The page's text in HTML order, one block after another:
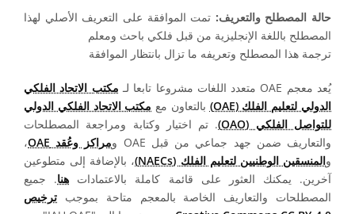
حالة المصطلح والتعريف: تمت الموافقة على التعريف الأصلي لهذا
المصطلح باللغة الإنجليزية من قبل فلكي باحث ومعلم
ترجمة هذا المصطلح وتعريفه ما تزال بانتظار الموافقة
يُعد معجم OAE متعدد اللغات مشروعا تابعا لـ
مكتب الاتحاد الفلكي
الدولي لتعليم الفلك (OAE)
بالتعاون مع مكتب الاتحاد الفلكي الدولي
للتواصل الفلكي (OAO)
. تم اختيار وكتابة ومراجعة المصطلحات
والتعاريف ضمن جهد جماعي من قبل OAE و
مراكز وعُقد OAE
،
والمنسقين الوطنيين لتعليم الفلك (NAECs)
، بالإضافة إلى متطوعين
آخرين. يمكنك العثور على قائمة كاملة بالاعتمادات هنا. جميع
المصطلحات والتعاريف الخاصة بالمعجم متاحة بموجب ترخيص